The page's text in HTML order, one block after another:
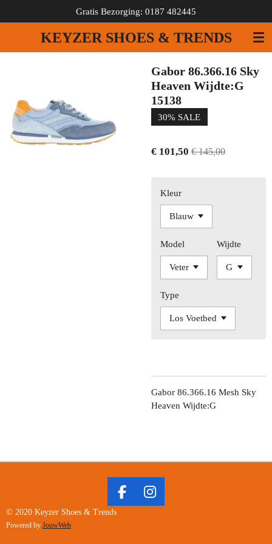
direct
de
KEYZER SHOES & TRENDS
Gratis Bezorging: 0187 482445
Gabor 86.366.16 Sky
Heaven Wijdte:G
15138
30% SALE
€ 101,50 € 145,00
Kleur
Model Wijdte
Type
Gabor 86.366.16 Mesh Sky
Heaven Wijdte:G
F
I
© 2020 Keyzer Shoes & Trends
Powered by JouwWeb